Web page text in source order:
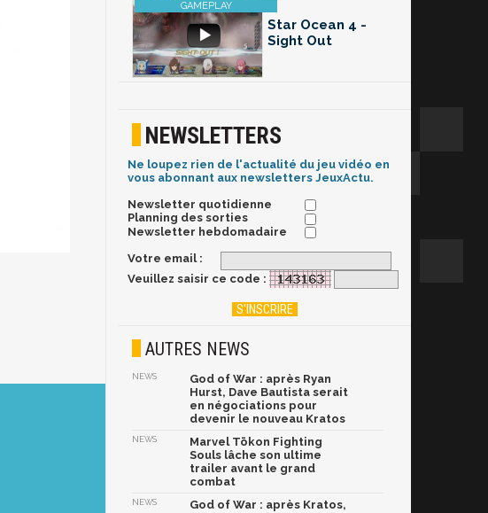
Star Ocean 4 -
Sight Out
NEWSLETTERS
Ne loupez rien de l'actualité du jeu vidéo en
vous abonnant aux newsletters JeuxActu.
Newsletter quotidienne
Planning des sorties
Newsletter hebdomadaire
Votre email :
Veuillez saisir ce code :
AUTRES NEWS
NEWS
God of War : après Ryan
Hurst, Dave Bautista serait
en négociations pour
devenir le nouveau Kratos
NEWS
Marvel Tōkon Fighting
Souls lâche son ultime
trailer avant le grand
combat
NEWS
God of War : après Kratos,